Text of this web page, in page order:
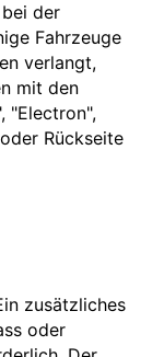
der
Fahrzeuge
verlangt,
mit den
"Electron",
Rückseite
zusätzliches
oder